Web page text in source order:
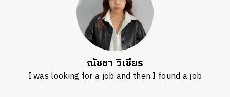
ณัชชา วิเชียร
I was looking for a job and then I found a job